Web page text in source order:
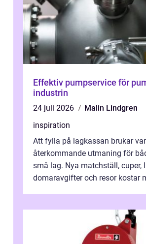
Effektiv pumpservice för
industrin
24 juli 2026
Malin Lindgren
inspiration
Att fylla på lagkassan brukar
återkommande utmaning för
små lag. Nya matchställ, cuper,
domaravgifter och resor kostar